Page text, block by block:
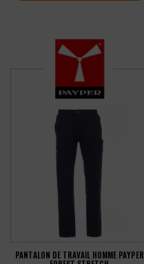
PANTALON DE TRAVAIL HOMME PAYPER